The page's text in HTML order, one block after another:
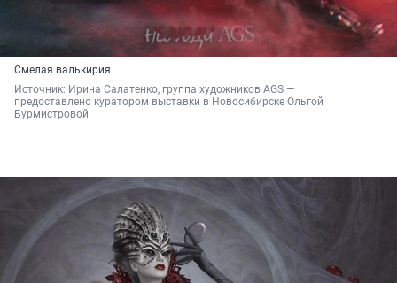
Смелая валькирия
Источник: Ирина Салатенко, группа художников AGS —
предоставлено куратором выставки в Новосибирске Ольгой
Бурмистровой